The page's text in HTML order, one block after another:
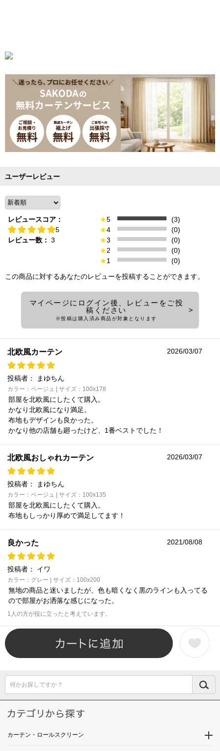
ユーザーレビュー
レビュースコア：
5
レビュー数： 3
★5
(3)
★4
(0)
★3
(0)
★2
(0)
★1
(0)
この商品に対するあなたのレビューを投稿することができます。
マイページにログイン後、レビューをご投
稿ください
※投稿は購入済み商品が対象となります
北欧風カーテン 2026/03/07
投稿者： まゆちん
カラー：ベージュ | サイズ：100x178
部屋を北欧風にしたくて購入。
かなり北欧風になり満足。
布地もデザインも良かった。
かなり他の店舗も廻ったけど、1番ベストでした！
北欧風おしゃれカーテン 2026/03/07
投稿者： まゆちん
カラー：ベージュ | サイズ：100x135
部屋を北欧風にしたくて購入。
布地もしっかり厚めで満足してます！
良かった 2021/08/08
投稿者： イワ
カラー：グレー | サイズ：100x200
無地の商品と迷いましたが、色も暗くなく黒のラインも入ってる
ので部屋がお洒落な感じになった。
1人の方が役に立ったと考えています。
何かお探しですか？
カーテン・ロールスクリーン